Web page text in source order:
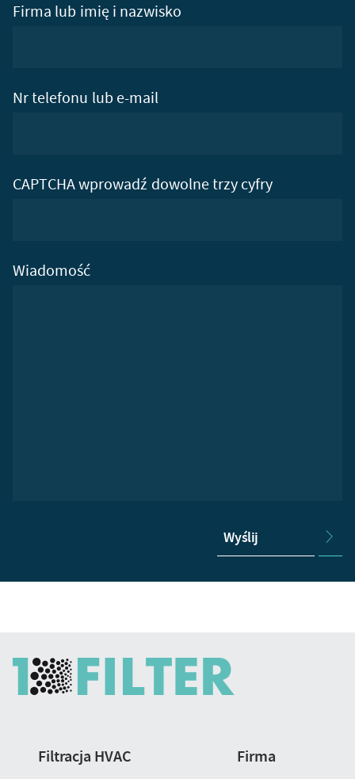
Firma lub imię i nazwisko
Nr telefonu lub e-mail
CAPTCHA wprowadź dowolne trzy cyfry
Wiadomość
Wyślij
Filtracja HVAC
Firma